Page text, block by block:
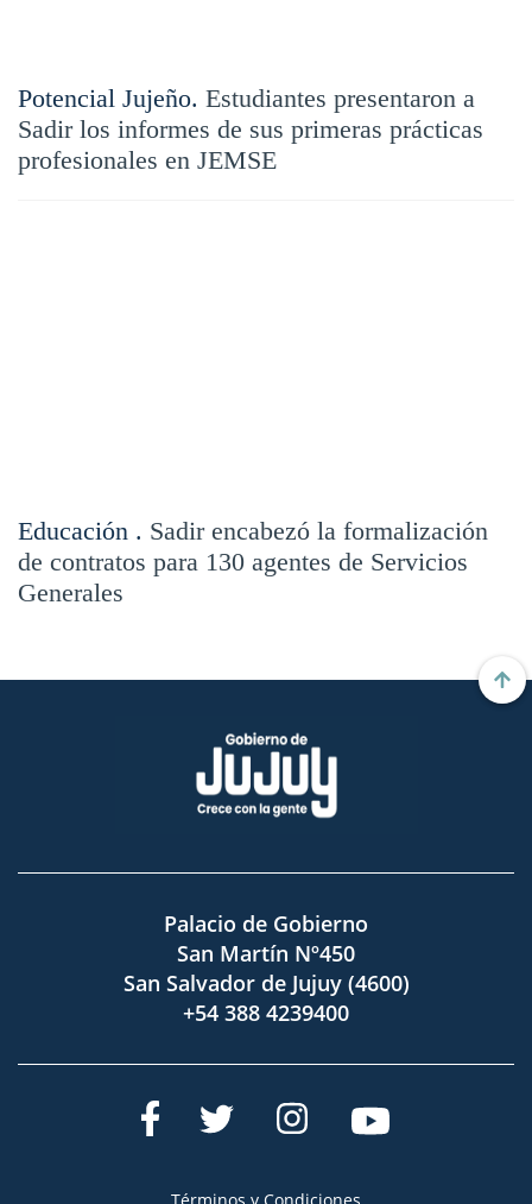
Potencial Jujeño. Estudiantes presentaron a
Sadir los informes de sus primeras prácticas
profesionales en JEMSE
Educación . Sadir encabezó la formalización
de contratos para 130 agentes de Servicios
Generales
Palacio de Gobierno
San Martín Nº450
San Salvador de Jujuy (4600)
+54 388 4239400